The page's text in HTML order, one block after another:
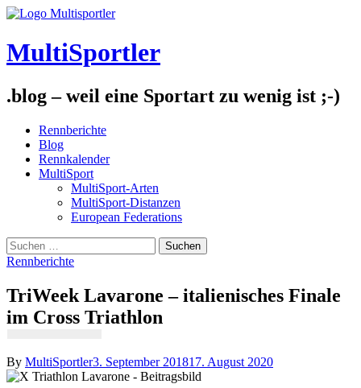
Skip
content
MultiSportler
.blog – weil eine Sportart zu wenig ist ;-)
Rennberichte
Blog
Rennkalender
MultiSport
MultiSport-Arten
MultiSport-Distanzen
European Federations
Suchen
nach:
Rennberichte
TriWeek Lavarone – italienisches Finale
im Cross Triathlon
By MultiSportler3. September 201817. August 2020